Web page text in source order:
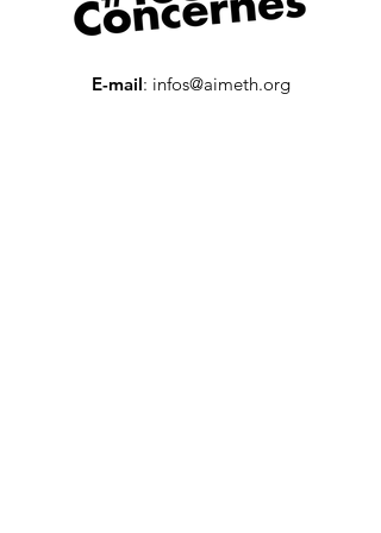
E-mail: infos@aimeth.org